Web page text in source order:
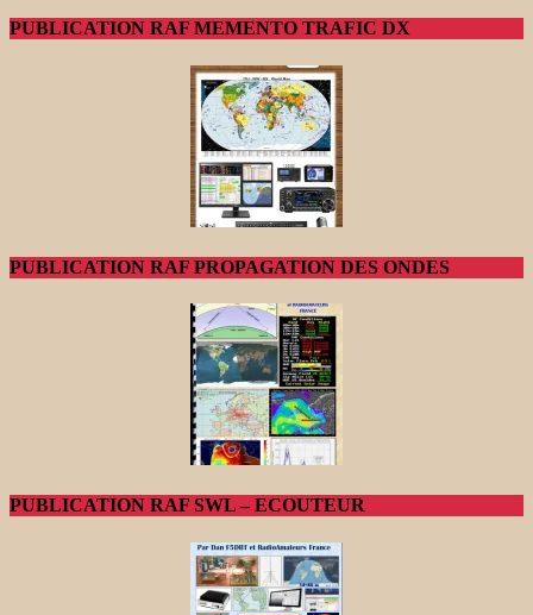
PUBLICATION RAF MEMENTO TRAFIC DX
PUBLICATION RAF PROPAGATION DES ONDES
PUBLICATION RAF SWL – ECOUTEUR